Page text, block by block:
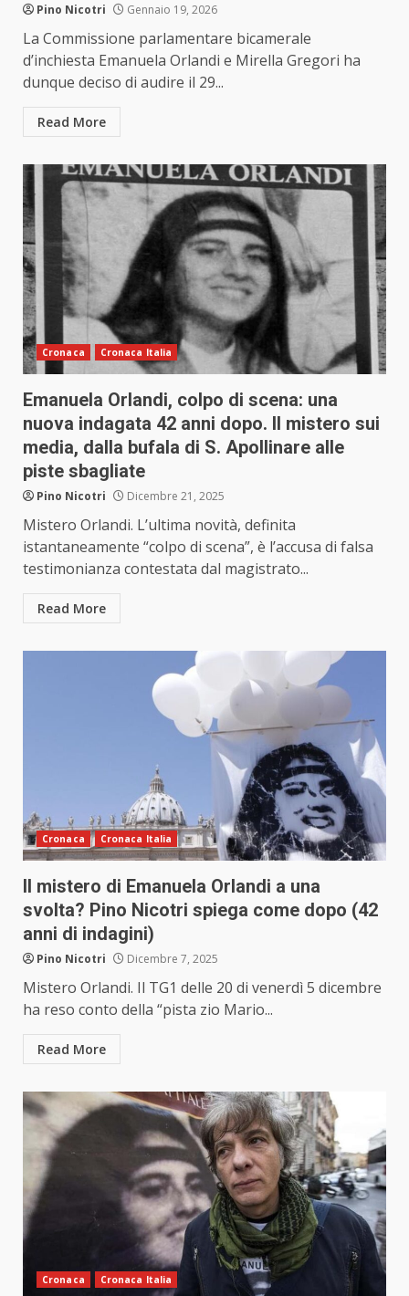
Pino Nicotri Gennaio 19, 2026
La Commissione parlamentare bicamerale
d’inchiesta Emanuela Orlandi e Mirella Gregori ha
dunque deciso di audire il 29...
Read More
Cronaca Cronaca Italia
Emanuela Orlandi, colpo di scena: una
nuova indagata 42 anni dopo. Il mistero sui
media, dalla bufala di S. Apollinare alle
piste sbagliate
Pino Nicotri Dicembre 21, 2025
Mistero Orlandi. L’ultima novità, definita
istantaneamente “colpo di scena”, è l’accusa di falsa
testimonianza contestata dal magistrato...
Read More
Cronaca Cronaca Italia
Il mistero di Emanuela Orlandi a una
svolta? Pino Nicotri spiega come dopo (42
anni di indagini)
Pino Nicotri Dicembre 7, 2025
Mistero Orlandi. Il TG1 delle 20 di venerdì 5 dicembre
ha reso conto della “pista zio Mario...
Read More
Cronaca Cronaca Italia